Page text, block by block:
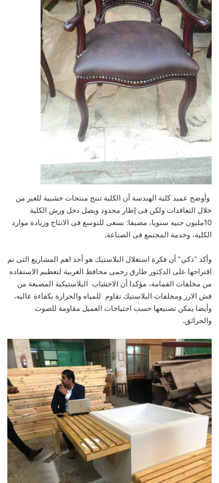
وأوضح عميد كلية الهندسة أن الكلية تنتج منتجات خشبية للغير من
خلال التعاقدات ولكن فى إطار محدود ويصل دخل ورش الكلية
10مليون جنيه سنويا، مضيفا: نسعى للتوسع فى الانتاج وزيادة موارد
الكلية، وخدمة المجتمع فى الصناعة.
وأكد “ذكي” أن فكرة استغلال البلاستيك هو أحد اهم المشاريع التى تم
اقتراحها على الدكتور طارق رحمى محافظ الغربية لتعظيم الاستفاده
من مخلفات القمامة، مؤكدا أن الاخشاب البلاستيكية المصنعة من
قش الارز ومخلفات البلاستيك تقاوم للمياه والحرارة بكفاءة عاليه،
وأيضا يمكن تصنيعها حسب احتياجات العميل مقاومة للصوت
والحرائق.